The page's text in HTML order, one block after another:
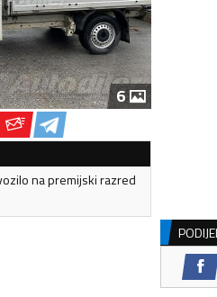
6
na premijski razred